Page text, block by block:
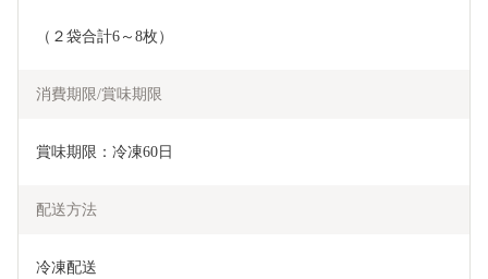
（２袋合計6～8枚）
消費期限/賞味期限
賞味期限：冷凍60日
配送方法
冷凍配送